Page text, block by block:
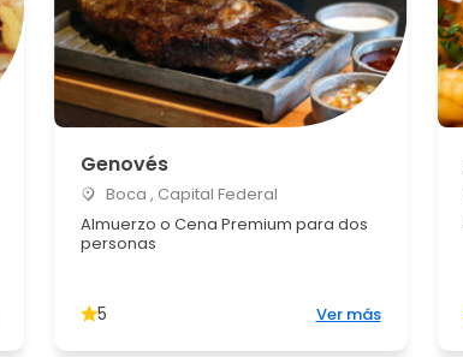
Genovés
Boca , Capital Federal
Almuerzo o Cena Premium para dos
personas
5 Ver más